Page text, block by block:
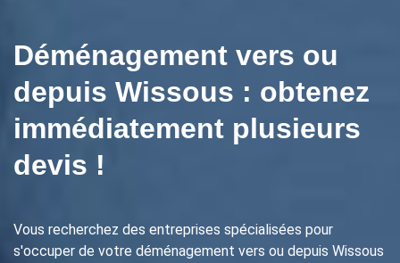
Déménagement vers ou
depuis Wissous : obtenez
immédiatement plusieurs
devis !
Vous recherchez des entreprises spécialisées pour
s'occuper de votre déménagement vers ou depuis Wissous